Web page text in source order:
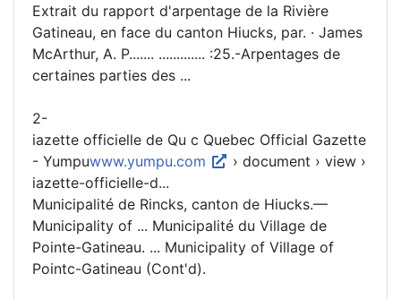
Extrait du rapport d'arpentage de la Rivière
Gatineau, en face du canton Hiucks, par. · James
McArthur, A. P....... ............. :25.-Arpentages de
certaines parties des ...
2-
iazette officielle de Qu c Quebec Official Gazette
- Yumpuwww.yumpu.com
› document › view ›
iazette-officielle-d...
Municipalité de Rincks, canton de Hiucks.—
Municipality of ... Municipalité du Village de
Pointe-Gatineau. ... Municipality of Village of
Pointc-Gatineau (Cont'd).